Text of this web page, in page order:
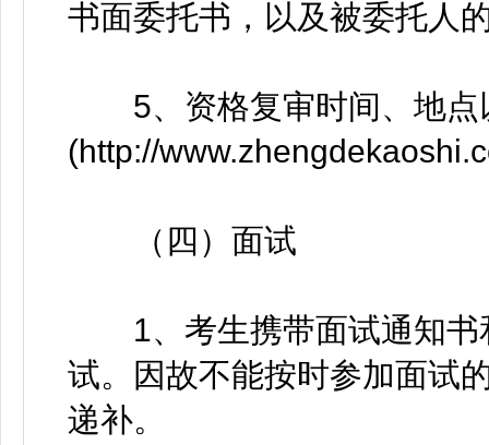
书面委托书，以及被委托人
5、资格复审时间、地点
(http://
（四）面试
1、考生携带面试通知书
试。因故不能按时参加面试
递补。